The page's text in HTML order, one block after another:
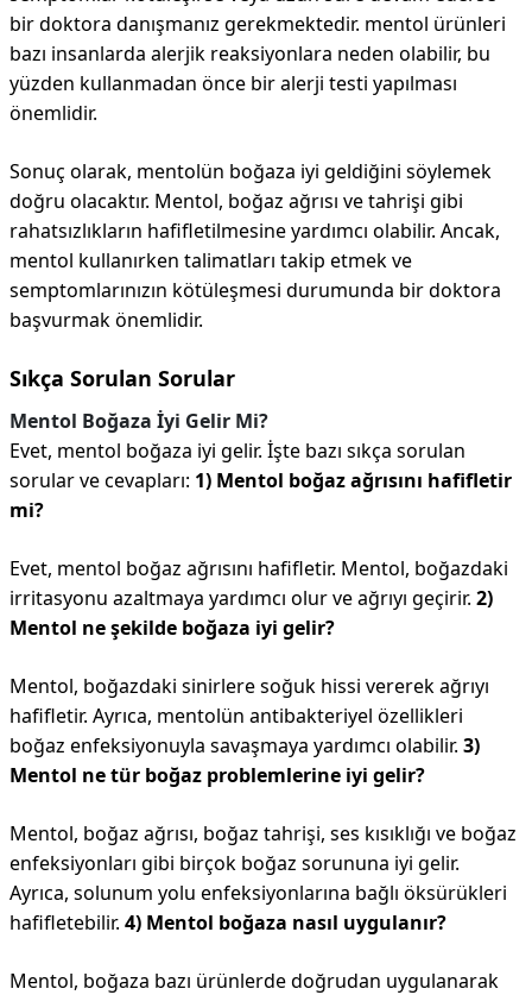
bir doktora danışmanız gerekmektedir. mentol ürünleri
bazı insanlarda alerjik reaksiyonlara neden olabilir, bu
yüzden kullanmadan önce bir alerji testi yapılması
önemlidir.
Sonuç olarak, mentolün boğaza iyi geldiğini söylemek
doğru olacaktır. Mentol, boğaz ağrısı ve tahrişi gibi
rahatsızlıkların hafifletilmesine yardımcı olabilir. Ancak,
mentol kullanırken talimatları takip etmek ve
semptomlarınızın kötüleşmesi durumunda bir doktora
başvurmak önemlidir.
Sıkça Sorulan Sorular
Mentol Boğaza İyi Gelir Mi?
Evet, mentol boğaza iyi gelir. İşte bazı sıkça sorulan
sorular ve cevapları: 1) Mentol boğaz ağrısını hafifletir
mi?
Evet, mentol boğaz ağrısını hafifletir. Mentol, boğazdaki
irritasyonu azaltmaya yardımcı olur ve ağrıyı geçirir. 2)
Mentol ne şekilde boğaza iyi gelir?
Mentol, boğazdaki sinirlere soğuk hissi vererek ağrıyı
hafifletir. Ayrıca, mentolün antibakteriyel özellikleri
boğaz enfeksiyonuyla savaşmaya yardımcı olabilir. 3)
Mentol ne tür boğaz problemlerine iyi gelir?
Mentol, boğaz ağrısı, boğaz tahrişi, ses kısıklığı ve boğaz
enfeksiyonları gibi birçok boğaz sorununa iyi gelir.
Ayrıca, solunum yolu enfeksiyonlarına bağlı öksürükleri
hafifletebilir. 4) Mentol boğaza nasıl uygulanır?
Mentol, boğaza bazı ürünlerde doğrudan uygulanarak